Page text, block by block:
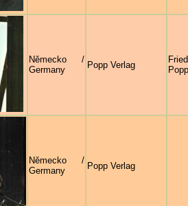
Německo /
Germany
Popp Verlag
Popp
Německo /
Germany
Popp Verlag